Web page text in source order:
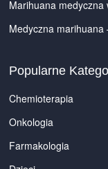
Marihuana
Medyczna
Popularne
Chemioterapia
Onkologia
Farmakologia